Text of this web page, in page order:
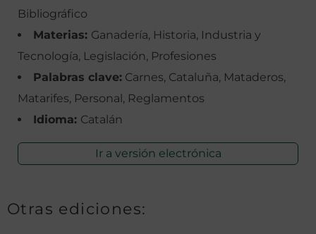
Bibliográfico
Materias: Ganadería, Historia, Industria y
Tecnología, Legislación, Profesiones
Palabras clave: Carnes, Cataluña, Mataderos,
Matarifes, Personal, Reglamentos
Idioma: Catalán
Ir a versión electrónica
Otras ediciones: